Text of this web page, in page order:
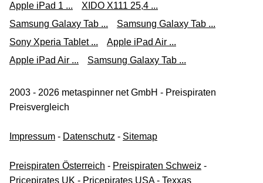
Apple iPad 1 ...
XIDO X111 25,4 ...
Samsung Galaxy Tab ...
Samsung Galaxy Tab ...
Sony Xperia Tablet ...
Apple iPad Air ...
Apple iPad Air ...
Samsung Galaxy Tab ...
2003 - 2026 metaspinner net GmbH - Preispiraten
Preisvergleich
Impressum - Datenschutz - Sitemap
Preispiraten Österreich - Preispiraten Schweiz -
Pricepirates UK - Pricepirates USA- Texxas